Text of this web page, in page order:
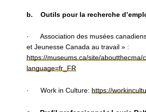
b. Outils pour la recherche
· Association des musées
et Jeunesse Canada au travail » :
https://museums.ca/site/aboutthecma/
language=fr_FR
· Work in Culture: https://